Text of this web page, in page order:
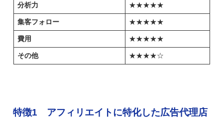
分析力 ★★★★★
集客フォロー ★★★★★
費用 ★★★★★
その他 ★★★★☆
特徴1 アフィリエイトに特化した広告代理店